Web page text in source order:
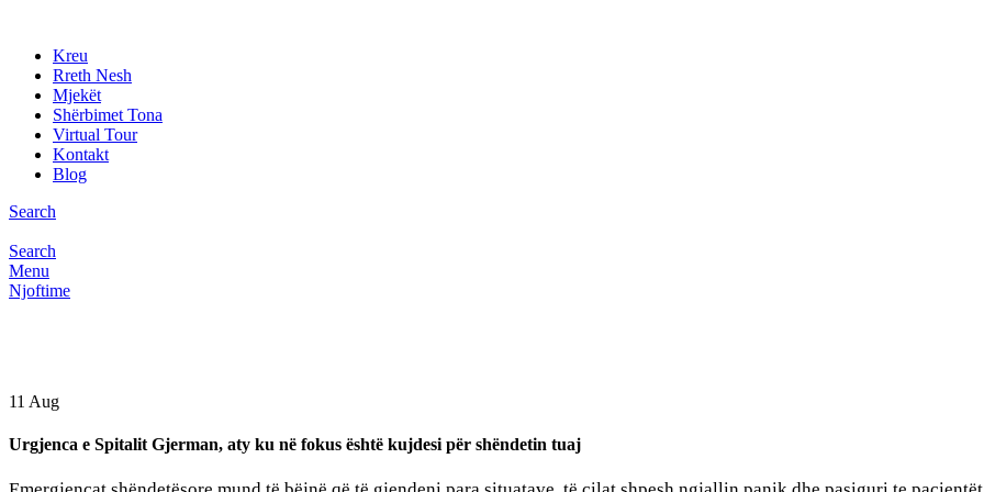
Kreu
Rreth Nesh
Mjekët
Shërbimet Tona
Virtual Tour
Kontakt
Blog
Search
Search
Menu
Njoftime
11 Aug
Urgjenca e Spitalit Gjerman, aty ku në fokus është kujdesi për shëndetin tuaj